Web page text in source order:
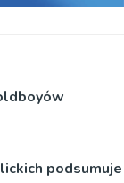
podsumuje